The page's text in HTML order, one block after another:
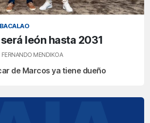
león hasta 2031
MENDIKOA
de Marcos ya tiene dueño